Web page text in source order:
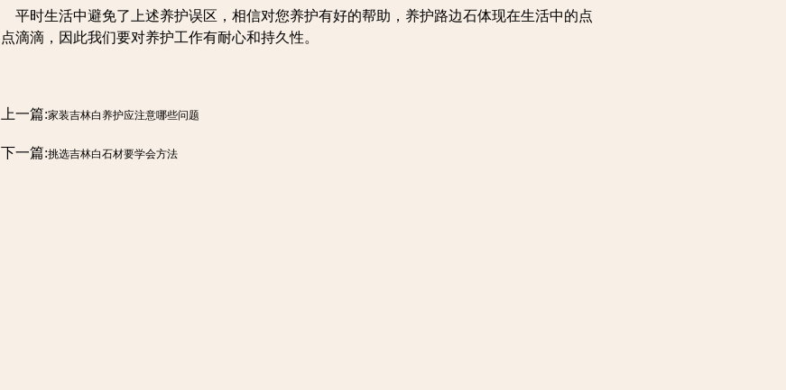
平时生活中避免了上述养护误区，相信对您养护有好的帮助，养护路边石体现在生活中的点
点滴滴，因此我们要对养护工作有耐心和持久性。
上一篇:家装吉林白养护应注意哪些问题
下一篇:挑选吉林白石材要学会方法